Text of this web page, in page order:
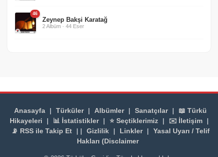
46
Zeynep Bakşi Karatağ
2 Albüm · 44 Eser
Anasayfa | Türküler | Albümler | Sanatçılar |
📖 Türkü
Hikayeleri
| 📊 İstatistikler | ⭐ Seçtiklerimiz | ✉️ İletişim
|
📡 RSS ile Takip Et
| | Gizlilik | Linkler |
Yasal Uyarı / Telif
Hakları (Disclaimer